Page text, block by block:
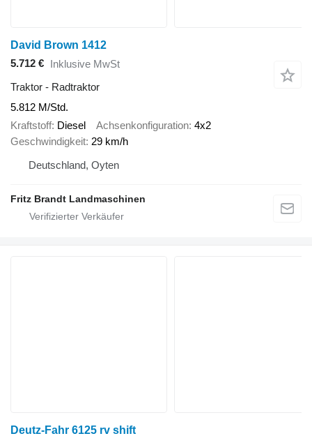
David Brown 1412
5.712 € Inklusive MwSt
Traktor - Radtraktor
5.812 M/Std.
Kraftstoff Diesel Achsenkonfiguration 4x2
Geschwindigkeit 29 km/h
Deutschland, Oyten
Fritz Brandt Landmaschinen
Deutz-Fahr 6125 rv shift